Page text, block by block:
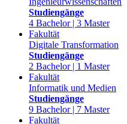
Studiengänge
4 Bachelor | 3 Master
Fakultät
Digitale Transformation
Studiengänge
2 Bachelor | 1 Master
Fakultät
Informatik und Medien
Studiengänge
9 Bachelor | 7 Master
Fakultät